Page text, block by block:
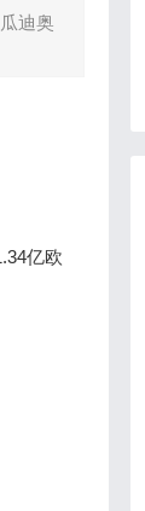
迪奥
亿欧